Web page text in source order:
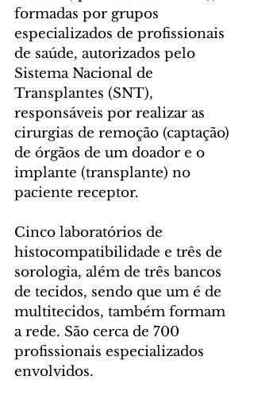
formadas por grupos
especializados de profissionais
de saúde, autorizados pelo
Sistema Nacional de
Transplantes (SNT),
responsáveis por realizar as
cirurgias de remoção (captação)
de órgãos de um doador e o
implante (transplante) no
paciente receptor.
Cinco laboratórios de
histocompatibilidade e três de
sorologia, além de três bancos
de tecidos, sendo que um é de
multitecidos, também formam
a rede. São cerca de 700
profissionais especializados
envolvidos.